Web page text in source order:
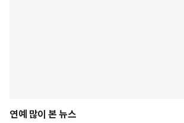
연예 많이 본 뉴스